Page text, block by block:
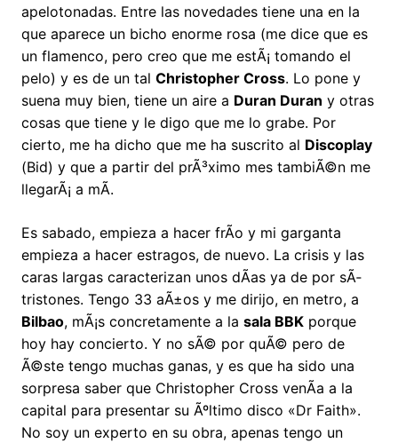
apelotonadas. Entre las novedades tiene una en la
que aparece un bicho enorme rosa (me dice que es
un flamenco, pero creo que me estÃ¡ tomando el
pelo) y es de un tal Christopher Cross. Lo pone y
suena muy bien, tiene un aire a Duran Duran y otras
cosas que tiene y le digo que me lo grabe. Por
cierto, me ha dicho que me ha suscrito al Discoplay
(Bid) y que a partir del prÃ³ximo mes tambiÃ©n me
llegarÃ¡ a mÃ­.
Es sabado, empieza a hacer frÃ­o y mi garganta
empieza a hacer estragos, de nuevo. La crisis y las
caras largas caracterizan unos dÃ­as ya de por sÃ­
tristones. Tengo 33 aÃ±os y me dirijo, en metro, a
Bilbao, mÃ¡s concretamente a la sala BBK porque
hoy hay concierto. Y no sÃ© por quÃ© pero de
Ã©ste tengo muchas ganas, y es que ha sido una
sorpresa saber que Christopher Cross venÃ­a a la
capital para presentar su Ãºltimo disco «Dr Faith».
No soy un experto en su obra, apenas tengo un